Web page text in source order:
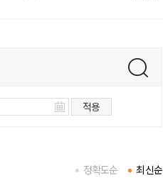
적용
최신순
정확도순